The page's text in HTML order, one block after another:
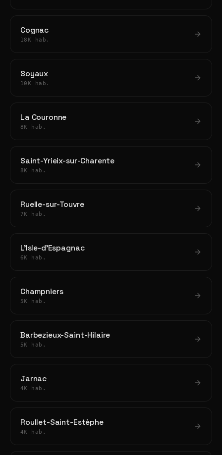
Cognac
18K hab.
Soyaux
10K hab.
La Couronne
8K hab.
Saint-Yrieix-sur-Charente
8K hab.
Ruelle-sur-Touvre
7K hab.
L'Isle-d'Espagnac
6K hab.
Champniers
5K hab.
Barbezieux-Saint-Hilaire
5K hab.
Jarnac
4K hab.
Roullet-Saint-Estèphe
4K hab.